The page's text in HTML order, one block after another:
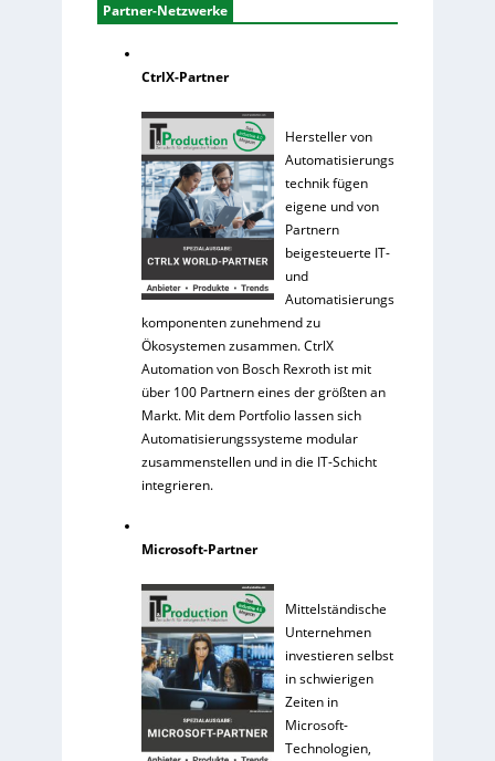
Partner-Netzwerke
CtrlX-Partner
Hersteller von
Automatisierungs
technik fügen
eigene und von
Partnern
beigesteuerte IT-
und
Automatisierungs
komponenten zunehmend zu
Ökosystemen zusammen. CtrlX
Automation von Bosch Rexroth ist mit
über 100 Partnern eines der größten an
Markt. Mit dem Portfolio lassen sich
Automatisierungssysteme modular
zusammenstellen und in die IT-Schicht
integrieren.
Microsoft-Partner
Mittelständische
Unternehmen
investieren selbst
in schwierigen
Zeiten in
Microsoft-
Technologien,